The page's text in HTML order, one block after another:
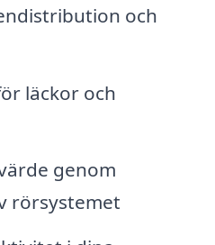
och
läckor och
genom
rörsystemet